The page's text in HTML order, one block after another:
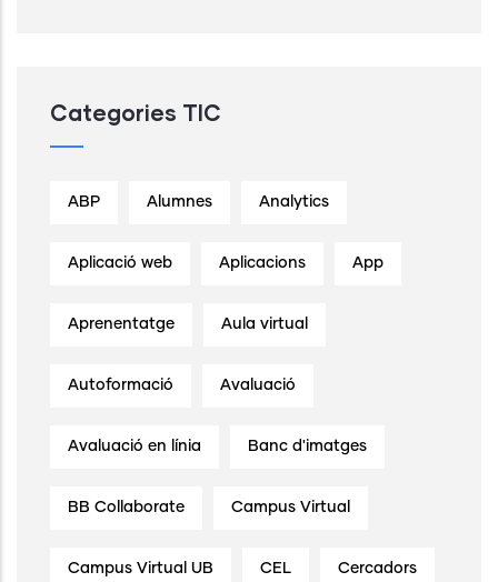
Categories TIC
ABP Alumnes Analytics
Aplicació web Aplicacions App
Aprenentatge Aula virtual
Autoformació Avaluació
Avaluació en línia Banc d'imatges
BB Collaborate Campus Virtual
Campus Virtual UB CEL Cercadors